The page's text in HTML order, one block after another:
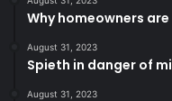
Why homeowners
August 31, 2023
Spieth in danger of
August 31, 2023